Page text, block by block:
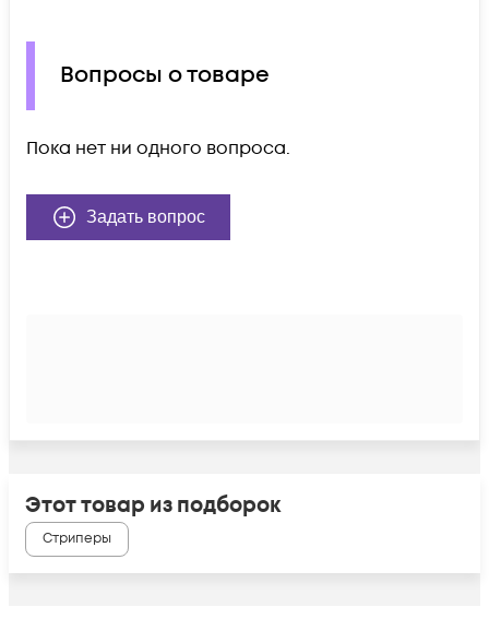
Вопросы о товаре
Пока нет ни одного вопроса.
Задать вопрос
Этот товар из подборок
Стриперы